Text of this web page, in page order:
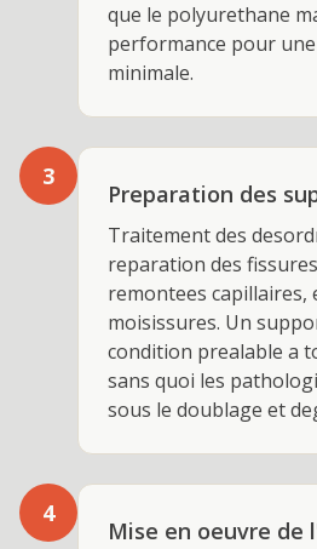
que le polyurethane
performance pour
minimale.
3
Preparation des
Traitement des
reparation des
remontees capillaires,
moisissures. Un
condition prealable a
sans quoi les
sous le doublage et
4
Mise en oeuvre de